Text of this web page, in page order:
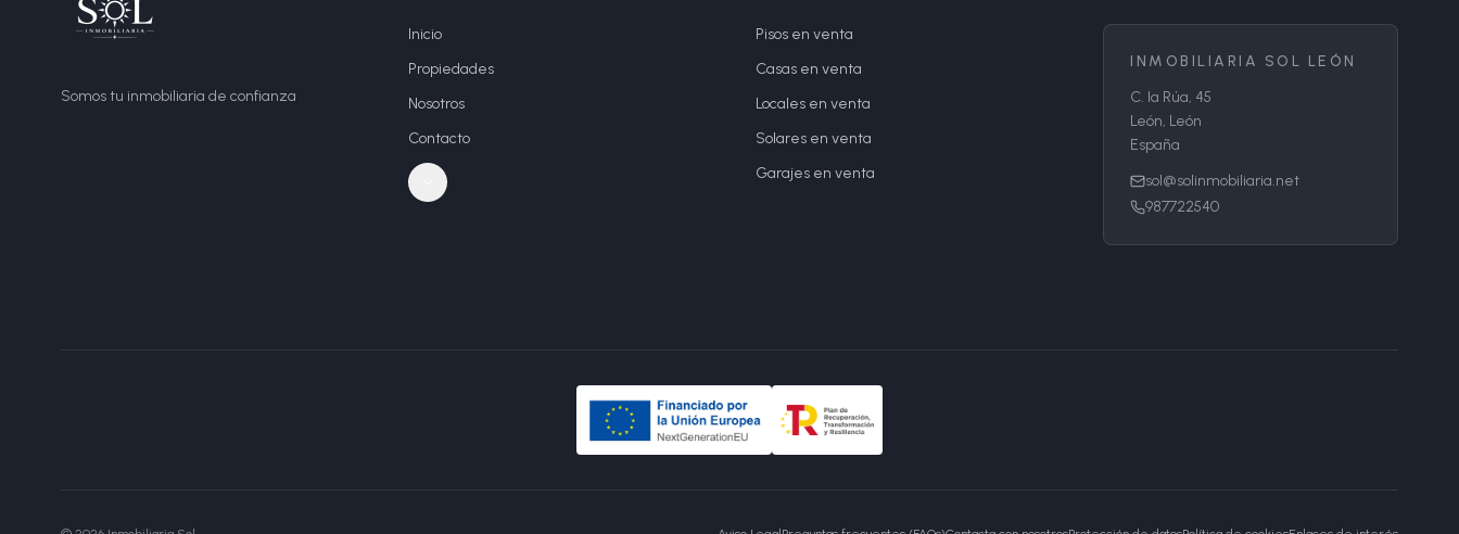
Somos tu inmobiliaria de confianza
Inicio
Propiedades
Nosotros
Contacto
Pisos en venta
Casas en venta
Locales en venta
Solares en venta
Garajes en venta
INMOBILIARIA SOL LEÓN
C. la Rúa, 45
León, León
España
sol@solinmobiliaria.net
987722540